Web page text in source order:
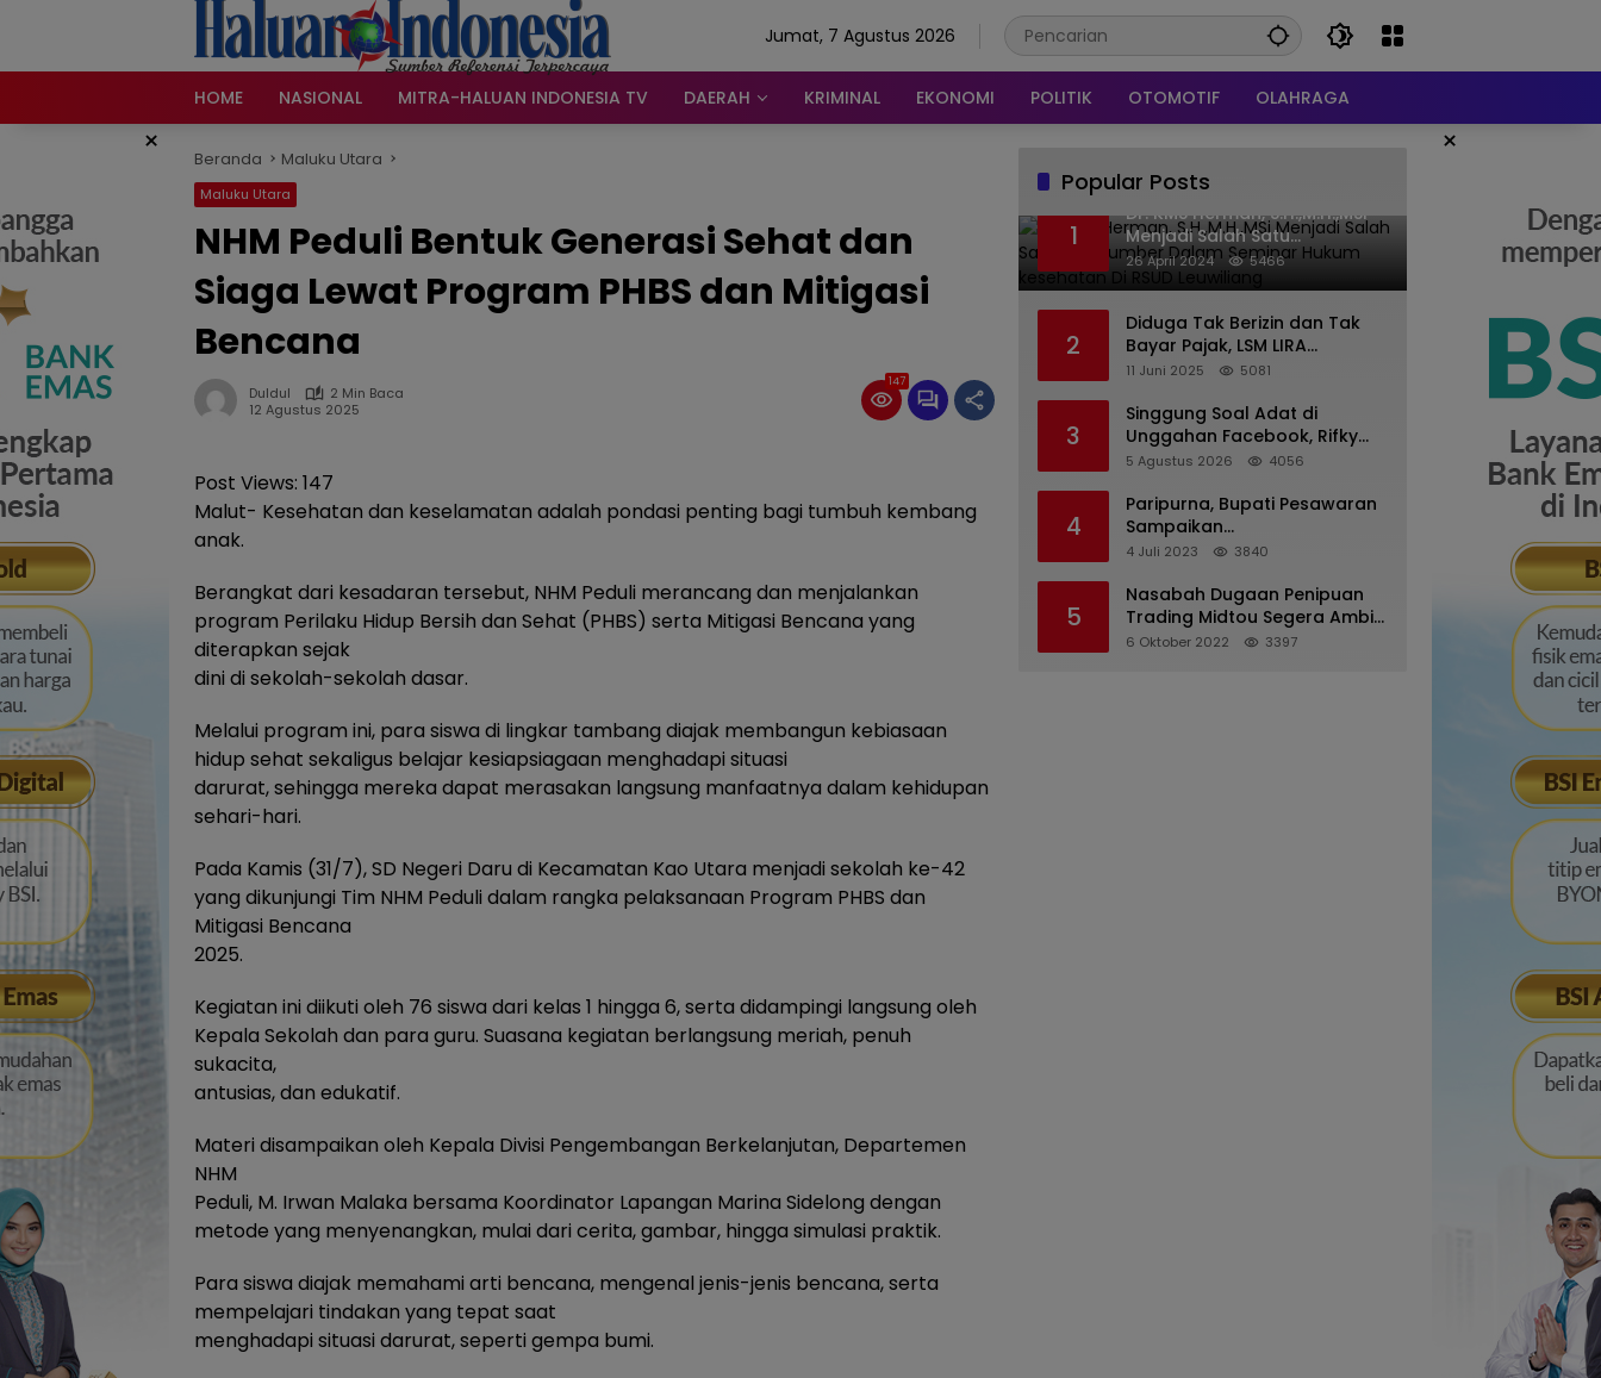
Jumat, 7 Agustus 2026
HOME NASIONAL MITRA-HALUAN INDONESIA TV DAERAH KRIMINAL EKONOMI POLITIK OTOMOTIF OLAHRAGA
× ×
Beranda Maluku Utara
Maluku Utara
NHM Peduli Bentuk Generasi Sehat dan
Siaga Lewat Program PHBS dan Mitigasi
Bencana
Duldul
2 Min Baca
12 Agustus 2025
147
Post Views: 147
Malut- Kesehatan dan keselamatan adalah pondasi penting bagi tumbuh kembang
anak.
Berangkat dari kesadaran tersebut, NHM Peduli merancang dan menjalankan
program Perilaku Hidup Bersih dan Sehat (PHBS) serta Mitigasi Bencana yang
diterapkan sejak
dini di sekolah-sekolah dasar.
Melalui program ini, para siswa di lingkar tambang diajak membangun kebiasaan
hidup sehat sekaligus belajar kesiapsiagaan menghadapi situasi
darurat, sehingga mereka dapat merasakan langsung manfaatnya dalam kehidupan
sehari-hari.
Pada Kamis (31/7), SD Negeri Daru di Kecamatan Kao Utara menjadi sekolah ke-42
yang dikunjungi Tim NHM Peduli dalam rangka pelaksanaan Program PHBS dan
Mitigasi Bencana
2025.
Kegiatan ini diikuti oleh 76 siswa dari kelas 1 hingga 6, serta didampingi langsung oleh
Kepala Sekolah dan para guru. Suasana kegiatan berlangsung meriah, penuh
sukacita,
antusias, dan edukatif.
Materi disampaikan oleh Kepala Divisi Pengembangan Berkelanjutan, Departemen
NHM
Peduli, M. Irwan Malaka bersama Koordinator Lapangan Marina Sidelong dengan
metode yang menyenangkan, mulai dari cerita, gambar, hingga simulasi praktik.
Para siswa diajak memahami arti bencana, mengenal jenis-jenis bencana, serta
mempelajari tindakan yang tepat saat
menghadapi situasi darurat, seperti gempa bumi.
Popular Posts
1
Dr. KMS Herman, S.H.,M.H.,MSi
Menjadi Salah Satu
Narasumber Dalam Seminar
Hukum kesehatan Di RSUD
26 April 2024 5466
2
Diduga Tak Berizin dan Tak
Bayar Pajak, LSM LIRA
Laporkan Santerra de
Batu
11 Juni 2025 5081
3
Singgung Soal Adat di
Unggahan Facebook, Rifky
Desriana Minta Maaf ke PDA
5 Agustus 2026 4056
4
Paripurna, Bupati Pesawaran
Sampaikan
Pertanggungjawaban
4 Juli 2023 3840
5
Nasabah Dugaan Penipuan
Trading Midtou Segera Ambil
Langkah Hukum
6 Oktober 2022 3397